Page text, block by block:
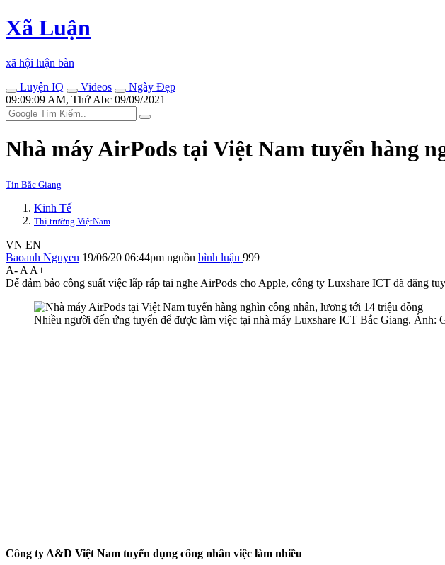
Xã Luận
xã hội luận bàn
Luyện IQ
Videos
Ngày Đẹp
09:09:09 AM, Thứ Abc 09/09/2021
Nhà máy AirPods tại Việt Nam tuyển hàng
Tin Bắc Giang
Kinh Tế
Thị trường ViệtNam
VN EN
Baoanh Nguyen 19/06/20 06:44pm nguồn bình luận 999
A- A A+
Để đảm bảo công suất việc lắp ráp tai nghe AirPods cho Apple, công ty Luxshare ICT đã đăng
Nhiều người đến ứng tuyển để được làm việc tại nhà máy Luxshare ICT Bắc Giang. Ảnh:
Công ty A&D Việt Nam tuyển dụng công nhân việc làm nhiều